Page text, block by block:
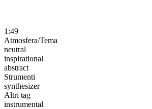
1:49
Atmosfera/Tema
neutral
inspirational
abstract
Strumenti
synthesizer
Altri tag
instrumental